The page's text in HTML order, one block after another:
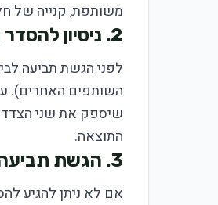
משותפת, קנייה של
2. ניסיון להסדר משפטי בחוקה
לפני הגשת תביעה
השותפים האחרים).
שיספק את שני
התוצאה.
3. הגשת תביעה לבית משפט (במידת הצורך)
אם לא ניתן להגיע